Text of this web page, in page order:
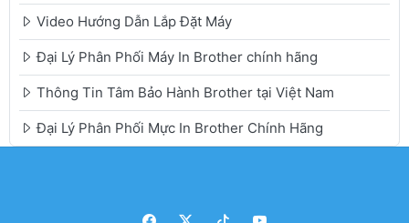
Video Hướng Dẫn Lắp Đặt Máy
Đại Lý Phân Phối Máy In Brother chính hãng
Thông Tin Tâm Bảo Hành Brother tại Việt Nam
Đại Lý Phân Phối Mực In Brother Chính Hãng